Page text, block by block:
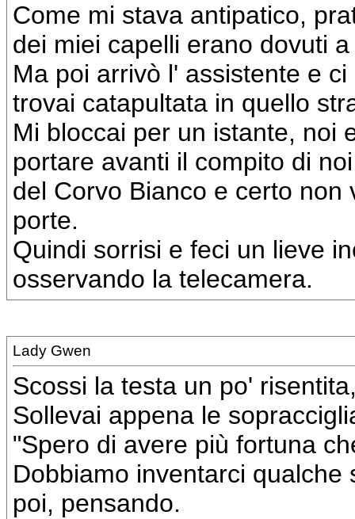
Come mi stava antipatico,
dei miei capelli erano dovuti
Ma poi arrivò l' assistente e
trovai catapultata in quello
Mi bloccai per un istante, noi
portare avanti il compito di
del Corvo Bianco e certo
porte.
Quindi sorrisi e feci un lieve
osservando la telecamera.
Lady Gwen
Scossi la testa un po'
Sollevai appena le
"Spero di avere più fortuna
Dobbiamo inventarci
poi, pensando.